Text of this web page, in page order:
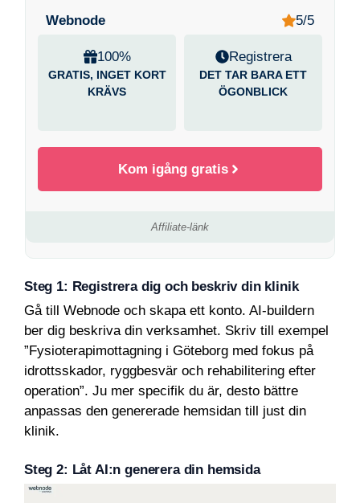
Webnode 5/5
100%
GRATIS, INGET KORT
KRÄVS
Registrera
DET TAR BARA ETT
ÖGONBLICK
Kom igång gratis
Affiliate-länk
Steg 1: Registrera dig och beskriv din klinik
Gå till Webnode och skapa ett konto. AI-buildern
ber dig beskriva din verksamhet. Skriv till exempel
”Fysioterapimottagning i Göteborg med fokus på
idrottsskador, ryggbesvär och rehabilitering efter
operation”. Ju mer specifik du är, desto bättre
anpassas den genererade hemsidan till just din
klinik.
Steg 2: Låt AI:n generera din hemsida